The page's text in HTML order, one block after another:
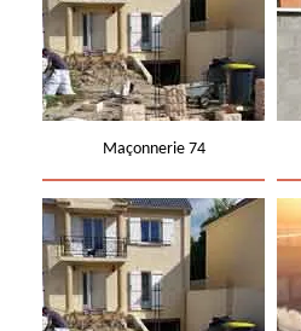
Maçonnerie 74